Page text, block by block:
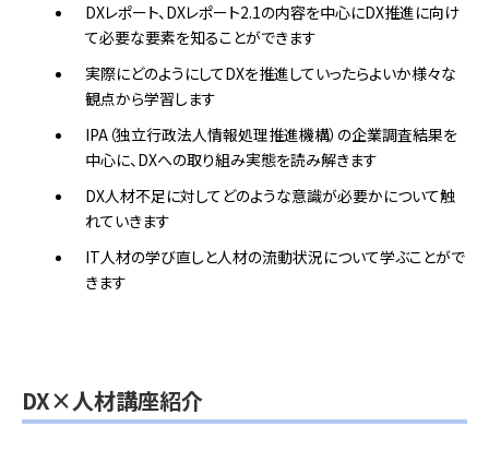
DXレポート、DXレポート2.1の内容を中心にDX推進に向け
て必要な要素を知ることができます
実際にどのようにしてDXを推進していったらよいか様々な
観点から学習します
IPA（独立行政法人情報処理推進機構）の企業調査結果を
中心に、DXへの取り組み実態を読み解きます
DX人材不足に対してどのような意識が必要かについて触
れていきます
IT人材の学び直しと人材の流動状況について学ぶことがで
きます
DX×人材講座紹介